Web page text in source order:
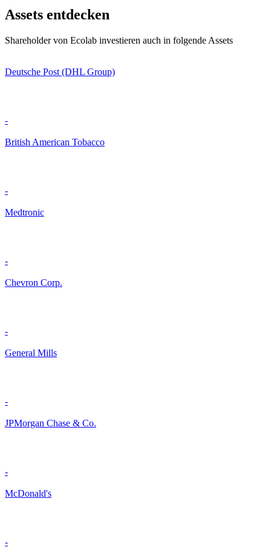
Assets entdecken
Shareholder von Ecolab investieren auch in folgende Assets
Deutsche Post (DHL Group)
-
British American Tobacco
-
Medtronic
-
Chevron Corp.
-
General Mills
-
JPMorgan Chase & Co.
-
McDonald's
-